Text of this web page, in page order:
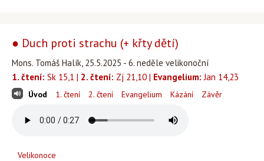
● Duch proti strachu (+ křty dětí)
Mons. Tomáš Halík, 25.5.2025 - 6. neděle velikonoční
1. čtení: Sk 15,1 | 2. čtení: Zj 21,10 | Evangelium: Jan 14,23
Úvod 1. čtení 2. čtení Evangelium Kázání Závěr
Velikonoce